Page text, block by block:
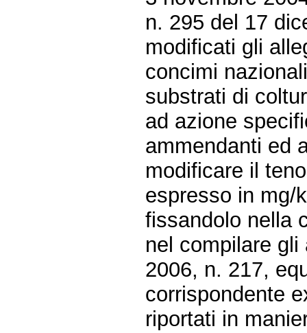
n. 295 del 17
modificati gli
concimi
substrati di
ad azione
ammendanti ed
modificare il
espresso in mg/
fissandolo nella
nel compilare
2006, n. 217,
corrispondente
riportati in